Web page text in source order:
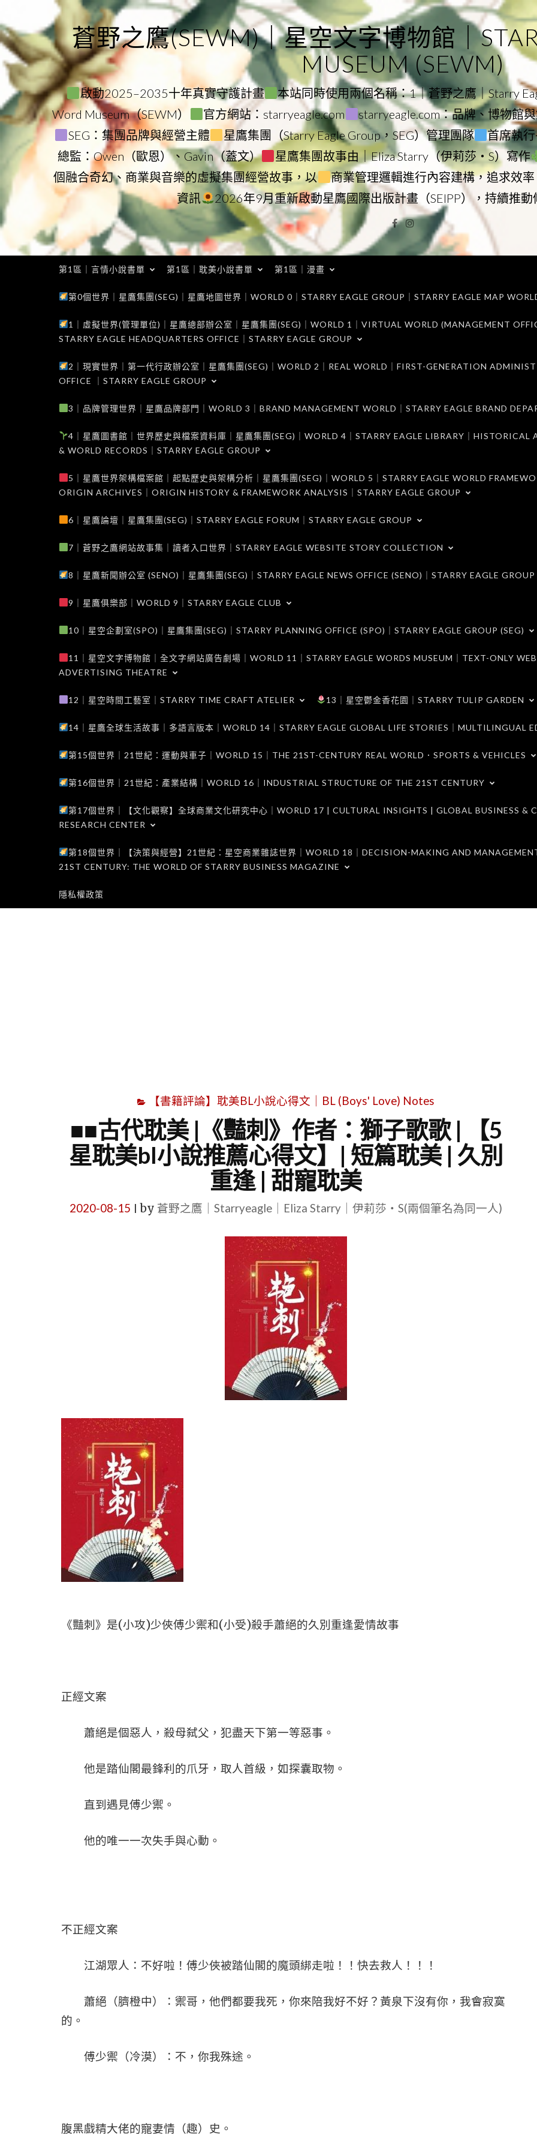
to
content
蒼野之鷹(SEWM)｜星空文字博物館｜
MUSEUM (SEWM)
啟動2025–2035十年真實守護計畫
本站同時使用兩個名稱：1｜蒼野之鷹｜Starry
Word Museum（SEWM）
官方網站：starryeagle.com starryeagle.com：品牌、博物館
SEG：集團品牌與經營主體
星鷹集團（Starry Eagle Group，SEG）管理團隊 首席執
總監：Owen（歐恩）、Gavin（蓋文）
星鷹集團故事由｜Eliza Starry（伊莉莎・S）寫作
個融合奇幻、商業與音樂的虛擬集團經營故事，以
商業管理邏輯進行內容建構，追求效
資訊
2026年9月重新啟動星鷹國際出版計畫（SEIPP），持續推
Facebook
Instagram
第1區｜言情小說書單 第1區｜耽美小說書單 第1區｜漫畫
第0個世界｜星鷹集團(SEG)｜星鷹地圖世界｜WORLD 0｜STARRY EAGLE GROUP｜STARRY EAGLE MAP
1｜虛擬世界(管理單位)｜星鷹總部辦公室｜星鷹集團(SEG)｜WORLD 1｜VIRTUAL WORLD (MANAGEMENT
STARRY EAGLE HEADQUARTERS OFFICE｜STARRY EAGLE GROUP
2｜現實世界｜第一代行政辦公室｜星鷹集團(SEG)｜WORLD 2｜REAL WORLD｜FIRST-GENERATION
OFFICE ｜STARRY EAGLE GROUP
3｜品牌管理世界｜星鷹品牌部門｜WORLD 3｜BRAND MANAGEMENT WORLD｜STARRY EAGLE BRAND
4｜星鷹圖書館｜世界歷史與檔案資料庫｜星鷹集團(SEG)｜WORLD 4｜STARRY EAGLE LIBRARY｜HISTORICAL
& WORLD RECORDS｜STARRY EAGLE GROUP
5｜星鷹世界架構檔案館｜起點歷史與架構分析｜星鷹集團(SEG)｜WORLD 5｜STARRY EAGLE WORLD
ORIGIN ARCHIVES｜ORIGIN HISTORY & FRAMEWORK ANALYSIS｜STARRY EAGLE GROUP
6｜星鷹論壇｜星鷹集團(SEG)｜STARRY EAGLE FORUM｜STARRY EAGLE GROUP
7｜蒼野之鷹網站故事集｜讀者入口世界｜STARRY EAGLE WEBSITE STORY COLLECTION
8｜星鷹新聞辦公室 (SENO)｜星鷹集團(SEG)｜STARRY EAGLE NEWS OFFICE (SENO)｜STARRY EAGLE GROUP
9｜星鷹俱樂部｜WORLD 9｜STARRY EAGLE CLUB
10｜星空企劃室(SPO)｜星鷹集團(SEG)｜STARRY PLANNING OFFICE (SPO)｜STARRY EAGLE GROUP (SEG)
11｜星空文字博物館｜全文字網站廣告劇場｜WORLD 11｜STARRY EAGLE WORDS MUSEUM｜TEXT-ONLY
ADVERTISING THEATRE
12｜星空時間工藝室｜STARRY TIME CRAFT ATELIER 13｜星空鬱金香花園｜STARRY TULIP GARDEN
14｜星鷹全球生活故事｜多語言版本｜WORLD 14｜STARRY EAGLE GLOBAL LIFE STORIES｜MULTILINGUAL
第15個世界｜21世紀：運動與車子｜WORLD 15｜THE 21ST-CENTURY REAL WORLD．SPORTS & VEHICLES
第16個世界｜21世紀：產業結構｜WORLD 16｜INDUSTRIAL STRUCTURE OF THE 21ST CENTURY
第17個世界｜【文化觀察】全球商業文化研究中心｜WORLD 17 | CULTURAL INSIGHTS | GLOBAL BUSINESS &
RESEARCH CENTER
第18個世界｜【決策與經營】21世紀：星空商業雜誌世界｜WORLD 18｜DECISION-MAKING AND
21ST CENTURY: THE WORLD OF STARRY BUSINESS MAGAZINE
隱私權政策
【書籍評論】耽美BL小說心得文｜BL (Boys' Love) Notes
■■古代耽美 |《豔刺》作者：獅子歌歌 | 【5
星耽美bl小說推薦心得文】| 短篇耽美 | 久別
重逢 | 甜寵耽美
2020-08-15 by 蒼野之鷹｜Starryeagle｜Eliza Starry｜伊莉莎・S(兩個筆名為同一人)
《豔刺》是(小攻)少俠傅少禦和(小受)殺手蕭絕的久別重逢愛情故事
正經文案
蕭絕是個惡人，殺母弑父，犯盡天下第一等惡事。
他是踏仙閣最鋒利的爪牙，取人首級，如探囊取物。
直到遇見傅少禦。
他的唯一一次失手與心動。
不正經文案
江湖眾人：不好啦！傅少俠被踏仙閣的魔頭綁走啦！！快去救人！！！
蕭絕（臍橙中）：禦哥，他們都要我死，你來陪我好不好？黃泉下沒有你，我會寂寞
的。
傅少禦（冷漠）：不，你我殊途。
腹黑戲精大佬的寵妻情（趣）史。